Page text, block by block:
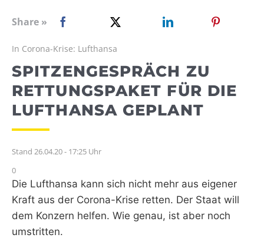
WEBRADIO
Share »
In Corona-Krise: Lufthansa
SPITZENGESPRÄCH ZU
RETTUNGSPAKET FÜR DIE
LUFTHANSA GEPLANT
Stand 26.04.20 - 17:25 Uhr
0
Die Lufthansa kann sich nicht mehr aus eigener
Kraft aus der Corona-Krise retten. Der Staat will
dem Konzern helfen. Wie genau, ist aber noch
umstritten.